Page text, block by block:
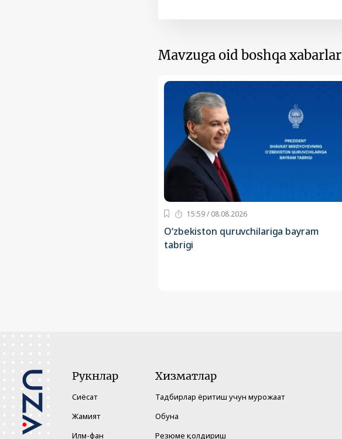
Mavzuga oid boshqa xabarlar
15:59 / 08.08.2026
O‘zbekiston quruvchilariga bayram
tabrigi
Рукнлар
Сиёсат
Жамият
Илм-фан
Хизматлар
Тадбирлар ёритиш учун мурожаат
Обуна
Резюме қолдириш